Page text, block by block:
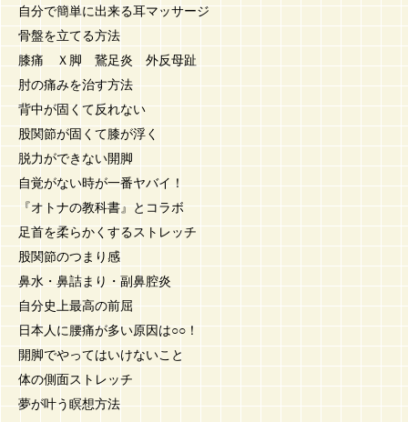
自分で簡単に出来る耳マッサージ
骨盤を立てる方法
膝痛 Ｘ脚 鵞足炎 外反母趾
肘の痛みを治す方法
背中が固くて反れない
股関節が固くて膝が浮く
脱力ができない開脚
自覚がない時が一番ヤバイ！
『オトナの教科書』とコラボ
足首を柔らかくするストレッチ
股関節のつまり感
鼻水・鼻詰まり・副鼻腔炎
自分史上最高の前屈
日本人に腰痛が多い原因は○○！
開脚でやってはいけないこと
体の側面ストレッチ
夢が叶う瞑想方法